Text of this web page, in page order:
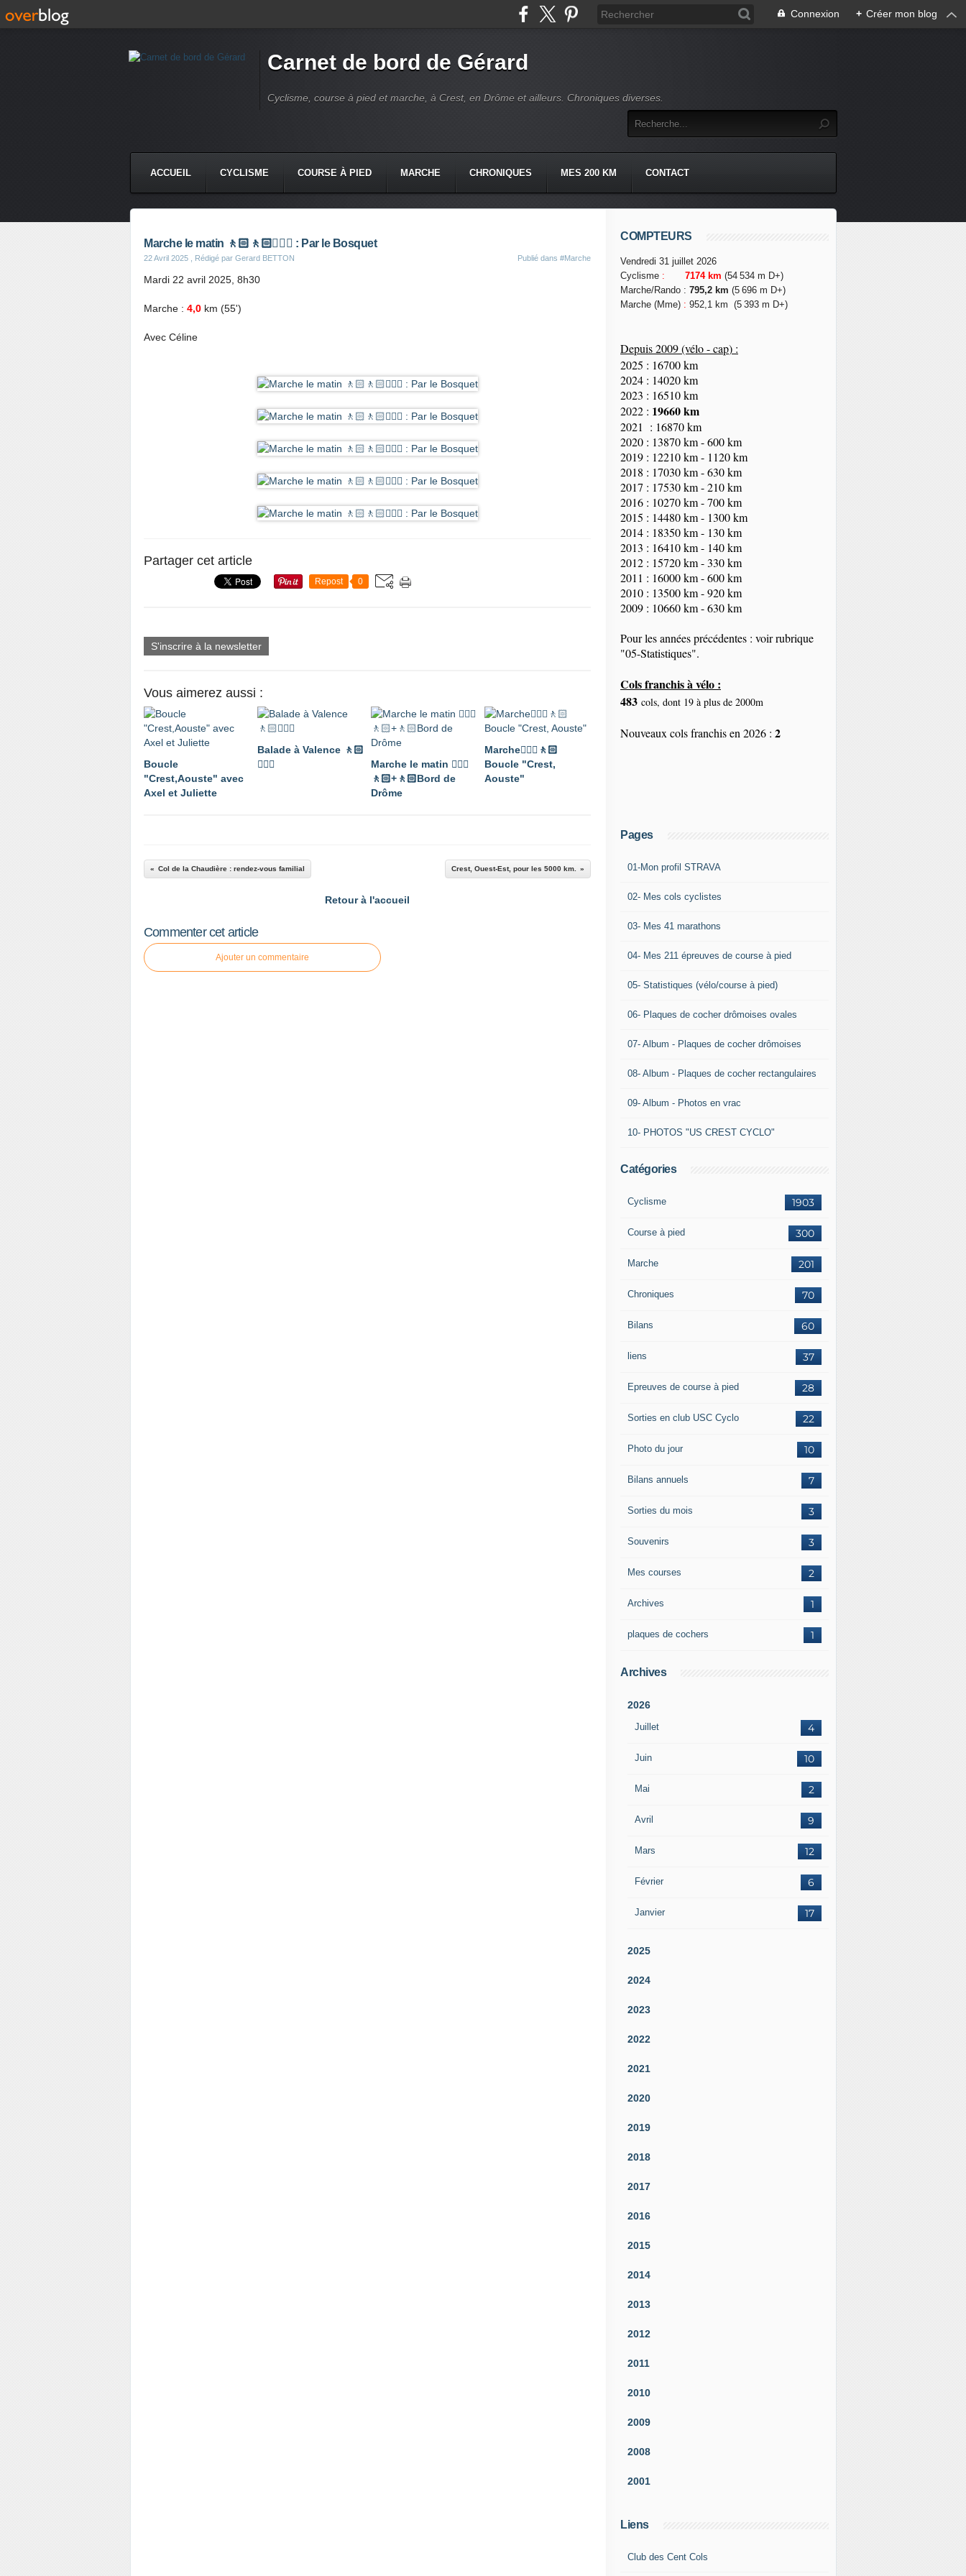
Connexion + Créer mon blog
Carnet de bord de Gérard
Cyclisme, course à pied et marche, à Crest, en Drôme et ailleurs. Chroniques diverses.
ACCUEIL CYCLISME COURSE À PIED MARCHE CHRONIQUES MES 200 KM CONTACT
Marche le matin 🚶🏻🚶🏻🚶🏼‍♂️ : Par le Bosquet
22 Avril 2025 , Rédigé par Gerard BETTON Publié dans #Marche
Mardi 22 avril 2025, 8h30
Marche : 4,0 km (55')
Avec Céline
Partager cet article
Repost 0
S'inscrire à la newsletter
Vous aimerez aussi :
Boucle
"Crest,Aouste" avec
Axel et Juliette
Balade à Valence 🚶🏻
🚶🏼‍♂️
Marche le matin 🚶🏼‍♂️
🚶🏻+🚶🏻Bord de
Drôme
Marche🚶🏼‍♂️🚶🏻
Boucle "Crest,
Aouste"
Col de la Chaudière : rendez-vous familial Crest, Ouest-Est, pour les 5000 km.
Retour à l'accueil
Commenter cet article
Ajouter un commentaire
COMPTEURS
Vendredi 31 juillet 2026
Cyclisme : 7174 km (54 534 m D+)
Marche/Rando : 795,2 km (5 696 m D+)
Marche (Mme) : 952,1 km (5 393 m D+)
Depuis 2009 (vélo - cap) :
2025 : 16700 km
2024 : 14020 km
2023 : 16510 km
2022 : 19660 km
2021 : 16870 km
2020 : 13870 km - 600 km
2019 : 12210 km - 1120 km
2018 : 17030 km - 630 km
2017 : 17530 km - 210 km
2016 : 10270 km - 700 km
2015 : 14480 km - 1300 km
2014 : 18350km- 130 km
2013 : 16410 km - 140 km
2012 : 15720 km - 330 km
2011 : 16000 km - 600 km
2010 : 13500 km - 920 km
2009 : 10660 km - 630 km
Pour les années précédentes : voir rubrique
"05-Statistiques".
Cols franchis à vélo :
483 cols, dont 19 à plus de 2000m
Nouveaux cols franchis en 2026 : 2
Pages
01-Mon profil STRAVA
02- Mes cols cyclistes
03- Mes 41 marathons
04- Mes 211 épreuves de course à pied
05- Statistiques (vélo/course à pied)
06- Plaques de cocher drômoises ovales
07- Album - Plaques de cocher drômoises
08- Album - Plaques de cocher rectangulaires
09- Album - Photos en vrac
10- PHOTOS "US CREST CYCLO"
Catégories
1903
Cyclisme
300
Course à pied
201
Marche
70
Chroniques
60
Bilans
37
liens
28
Epreuves de course à pied
22
Sorties en club USC Cyclo
10
Photo du jour
7
Bilans annuels
3
Sorties du mois
3
Souvenirs
2
Mes courses
1
Archives
1
plaques de cochers
Archives
2026
Juillet 4
Juin 10
Mai 2
Avril 9
Mars 12
Février 6
Janvier 17
2025
2024
2023
2022
2021
2020
2019
2018
2017
2016
2015
2014
2013
2012
2011
2010
2009
2008
2001
Liens
Club des Cent Cols